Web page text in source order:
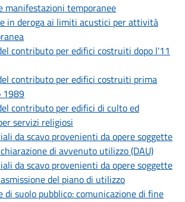
manifestazioni temporanee
in deroga ai limiti acustici per attività
contributo per edifici costruiti dopo l'11
contributo per edifici costruiti prima
1989
contributo per edifici di culto ed
servizi religiosi
da scavo provenienti da opere soggette
di avvenuto utilizzo (DAU)
da scavo provenienti da opere soggette
del piano di utilizzo
di suolo pubblico: comunicazione di fine